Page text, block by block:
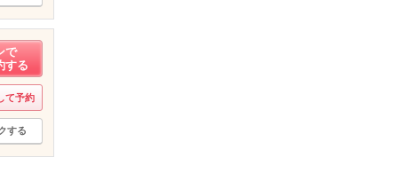
で
する
て予約
する